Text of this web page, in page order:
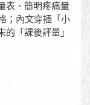
表、簡明疼痛量
；內文穿插「小
「課後評量」